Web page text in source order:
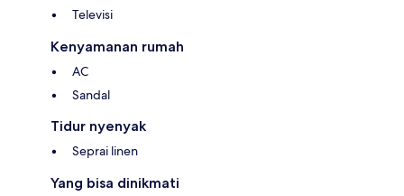
Televisi
Kenyamanan rumah
AC
Sandal
Tidur nyenyak
Seprai linen
Yang bisa dinikmati